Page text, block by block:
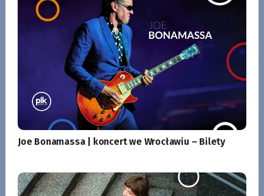
Joe Bonamassa | koncert we Wrocławiu – Bilety